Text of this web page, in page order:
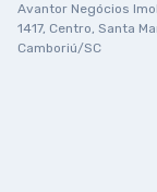
Avantor Negócios
1417, Centro, Santa
Camboriú/SC